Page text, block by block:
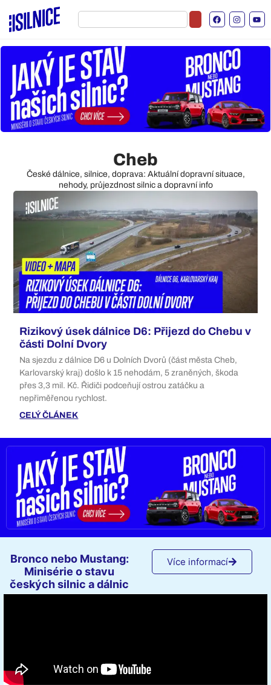
Cheb
České dálnice, silnice, doprava: Aktuální dopravní situace,
nehody, průjezdnost silnic a dopravní info
Rizikový úsek dálnice D6: Přijezd do Chebu v
části Dolní Dvory
Na sjezdu z dálnice D6 u Dolních Dvorů (část města Cheb,
Karlovarský kraj) došlo k 15 nehodám, 5 zraněných, škoda
přes 3,3 mil. Kč. Řidiči podceňují ostrou zatáčku a
nepřiměřenou rychlost.
CELÝ ČLÁNEK
Bronco nebo Mustang:
Minisérie o stavu
českých silnic a dálnic
Více informací